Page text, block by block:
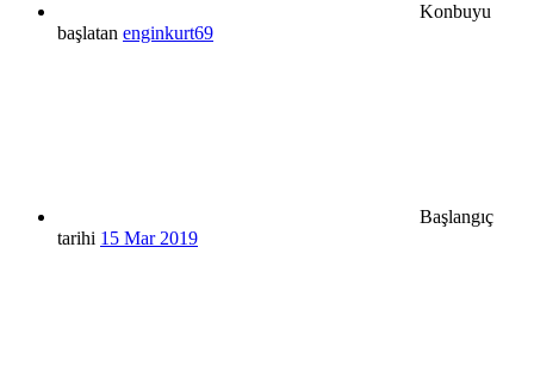
Konbuyu
başlatan enginkurt69
Başlangıç
tarihi 15 Mar 2019